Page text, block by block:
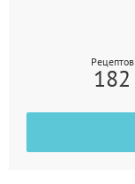
Рецептов
182